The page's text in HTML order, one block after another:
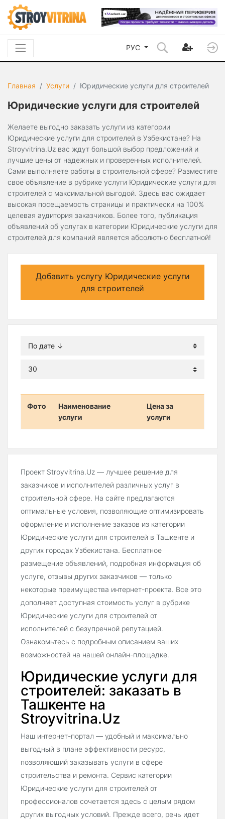
РУС
Главная Услуги Юридические услуги для строителей
Юридические услуги для строителей
Желаете выгодно заказать услуги из категории
Юридические услуги для строителей в Узбекистане? На
Stroyvitrina.Uz вас ждут большой выбор предложений и
лучшие цены от надежных и проверенных исполнителей.
Сами выполняете работы в строительной сфере? Разместите
свое объявление в рубрике услуги Юридические услуги для
строителей с максимальной выгодой. Здесь вас ожидает
высокая посещаемость страницы и практически на 100%
целевая аудитория заказчиков. Более того, публикация
объявлений об услугах в категории Юридические услуги для
строителей для компаний является абсолютно бесплатной!
Добавить услугу Юридические услуги
для строителей
Фото
Наименование
услуги
Цена за
услуги
Проект Stroyvitrina.Uz — лучшее решение для
заказчиков и исполнителей различных услуг в
строительной сфере. На сайте предлагаются
оптимальные условия, позволяющие оптимизировать
оформление и исполнение заказов из категории
Юридические услуги для строителей в Ташкенте и
других городах Узбекистана. Бесплатное
размещение объявлений, подробная информация об
услуге, отзывы других заказчиков — только
некоторые преимущества интернет-проекта. Все это
дополняет доступная стоимость услуг в рубрике
Юридические услуги для строителей от
исполнителей с безупречной репутацией.
Ознакомьтесь с подробным описанием ваших
возможностей на нашей онлайн-площадке.
Юридические услуги для
строителей: заказать в
Ташкенте на
Stroyvitrina.Uz
Наш интернет-портал — удобный и максимально
выгодный в плане эффективности ресурс,
позволяющий заказывать услуги в сфере
строительства и ремонта. Сервис категории
Юридические услуги для строителей от
профессионалов сочетается здесь с целым рядом
других выгодных условий. Прежде всего, речь идет